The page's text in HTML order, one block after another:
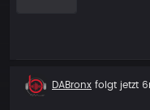
Neuer
DABronx folgt jetzt